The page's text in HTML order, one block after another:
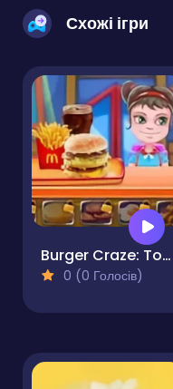
Схожі ігри
Burger Craze: Top Burger Shop
0 (0 Голосів)